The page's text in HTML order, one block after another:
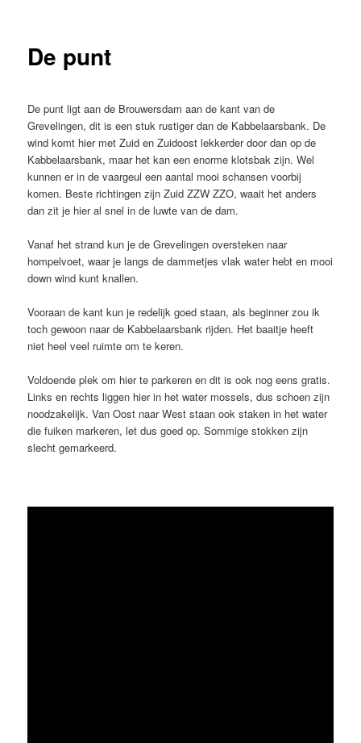
De punt
De punt ligt aan de Brouwersdam aan de kant van de
Grevelingen, dit is een stuk rustiger dan de Kabbelaarsbank. De
wind komt hier met Zuid en Zuidoost lekkerder door dan op de
Kabbelaarsbank, maar het kan een enorme klotsbak zijn. Wel
kunnen er in de vaargeul een aantal mooi schansen voorbij
komen. Beste richtingen zijn Zuid ZZW ZZO, waait het anders
dan zit je hier al snel in de luwte van de dam.
Vanaf het strand kun je de Grevelingen oversteken naar
hompelvoet, waar je langs de dammetjes vlak water hebt en mooi
down wind kunt knallen.
Vooraan de kant kun je redelijk goed staan, als beginner zou ik
toch gewoon naar de Kabbelaarsbank rijden. Het baaitje heeft
niet heel veel ruimte om te keren.
Voldoende plek om hier te parkeren en dit is ook nog eens gratis.
Links en rechts liggen hier in het water mossels, dus schoen zijn
noodzakelijk. Van Oost naar West staan ook staken in het water
die fuiken markeren, let dus goed op. Sommige stokken zijn
slecht gemarkeerd.